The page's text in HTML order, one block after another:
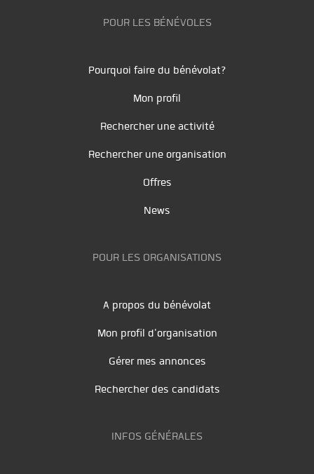
POUR LES BÉNÉVOLES
Pourquoi faire du bénévolat?
Mon profil
Rechercher une activité
Rechercher une organisation
Offres
News
POUR LES ORGANISATIONS
A propos du bénévolat
Mon profil d'organisation
Gérer mes annonces
Rechercher des candidats
INFOS GÉNÉRALES